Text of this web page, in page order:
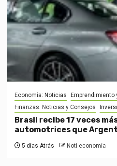
Economía: Noticias
Emprendimiento
Finanzas: Noticias y Consejos
Brasil recibe 17 veces
automotrices que
5 días Atrás Noti-economía